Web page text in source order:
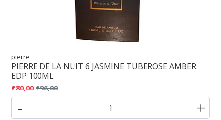
pierre
PIERRE DE LA NUIT 6 JASMINE TUBEROSE AMBER
EDP 100ML
€80,00 €96,00
- +